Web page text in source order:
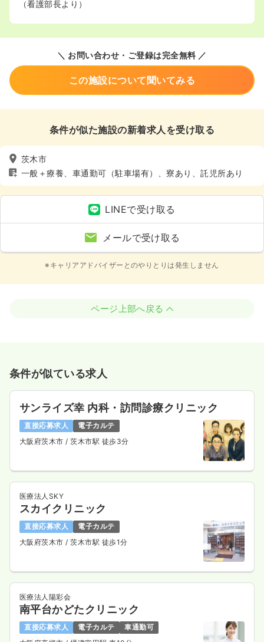
（看護部長より）
＼ お問い合わせ・ご登録は完全無料 ／
この施設について聞いてみる
条件が似た施設の新着求人を受け取る
茨木市
一般＋療養、車通勤可（駐車場有）、寮あり、託児所あり
LINEで受け取る
メールで受け取る
※キャリアアドバイザーとのやりとりは発生しません
ページ上部へ戻る
条件が似ている求人
サンライズ幸 内科・訪問診療クリニック
直接応募求人
電子カルテ
大阪府茨木市 / 茨木市駅 徒歩3分
医療法人SKY
スカイクリニック
直接応募求人
電子カルテ
大阪府茨木市 / 茨木市駅 徒歩1分
医療法人陽彩会
南平台かどたクリニック
直接応募求人 電子カルテ
車通勤可